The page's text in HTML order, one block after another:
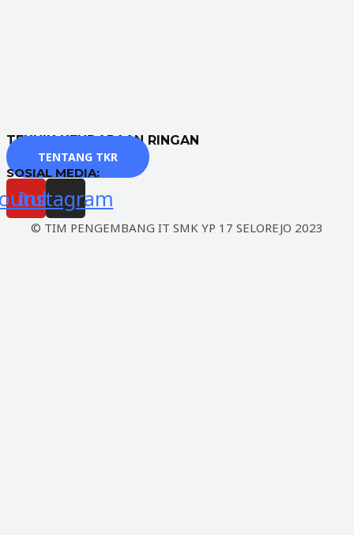
TEKNIK KENDARAAN RINGAN
TENTANG TKR
SOSIAL MEDIA:
Instagram
© TIM PENGEMBANG IT SMK YP 17 SELOREJO 2023